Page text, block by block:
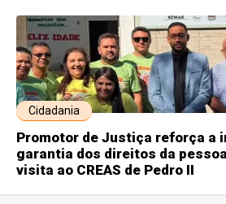
Cidadania
Promotor de Justiça reforça a
garantia dos direitos da
visita ao CREAS de Pedro II